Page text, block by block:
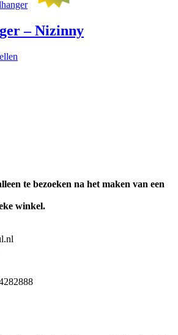
– Nizinny
te bezoeken na het maken van een
winkel.